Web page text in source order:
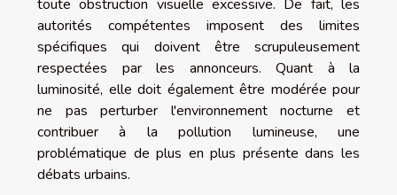
toute obstruction visuelle excessive. De fait, les
autorités compétentes imposent des limites
spécifiques qui doivent être scrupuleusement
respectées par les annonceurs. Quant à la
luminosité, elle doit également être modérée pour
ne pas perturber l'environnement nocturne et
contribuer à la pollution lumineuse, une
problématique de plus en plus présente dans les
débats urbains.